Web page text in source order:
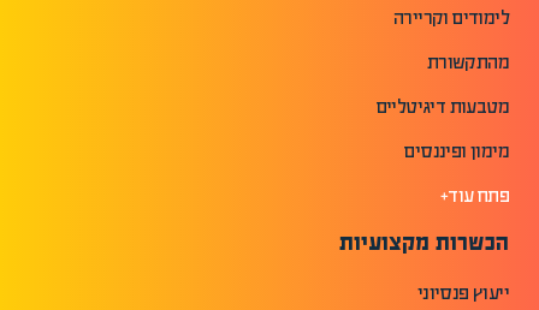
לימודים וקריירה
מהתקשורת
מטבעות דיגיטליים
מימון ופיננסים
פתח עוד+
הכשרות מקצועיות
ייעוץ פנסיוני